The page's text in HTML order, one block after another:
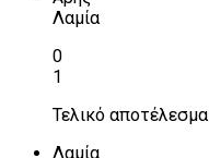
Λαμία
0
1
Τελικό αποτέλεσμα
Λαμία